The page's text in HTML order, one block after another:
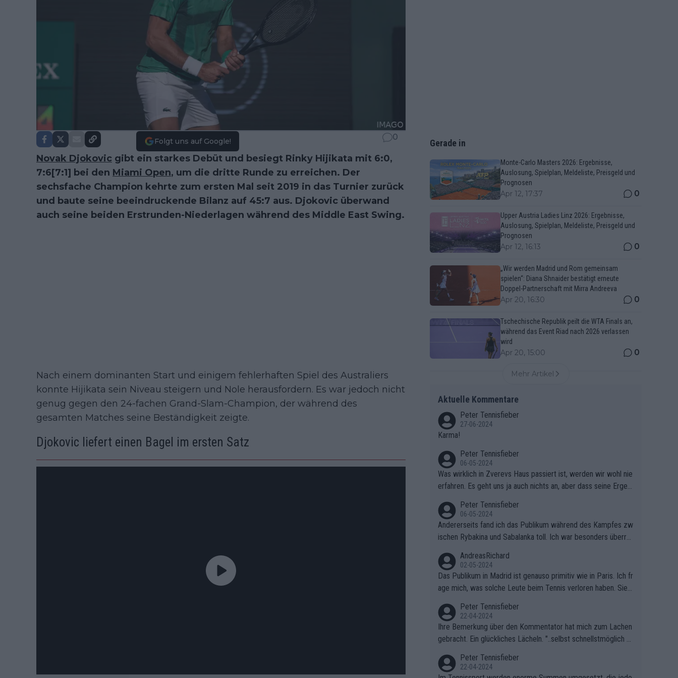
Folgt uns auf Google! 0
Novak Djokovic gibt ein starkes Debüt und besiegt Rinky Hijikata mit 6:0,
7:6[7:1] bei den Miami Open, um die dritte Runde zu erreichen. Der
sechsfache Champion kehrte zum ersten Mal seit 2019 in das Turnier zurück
und baute seine beeindruckende Bilanz auf 45:7 aus. Djokovic überwand
auch seine beiden Erstrunden-Niederlagen während des Middle East Swing.
Nach einem dominanten Start und einigem fehlerhaften Spiel des Australiers
konnte Hijikata sein Niveau steigern und Nole herausfordern. Es war jedoch nicht
genug gegen den 24-fachen Grand-Slam-Champion, der während des
gesamten Matches seine Beständigkeit zeigte.
Djokovic liefert einen Bagel im ersten Satz
Gerade in
Monte-Carlo Masters 2026: Ergebnisse,
Auslosung, Spielplan, Meldeliste, Preisgeld und
Prognosen
Apr 12, 17:37 0
Upper Austria Ladies Linz 2026: Ergebnisse,
Auslosung, Spielplan, Meldeliste, Preisgeld und
Prognosen
Apr 12, 16:13 0
„Wir werden Madrid und Rom gemeinsam
spielen“: Diana Shnaider bestätigt erneute
Doppel-Partnerschaft mit Mirra Andreeva
Apr 20, 16:30 0
Tschechische Republik peilt die WTA Finals an,
während das Event Riad nach 2026 verlassen
wird
Apr 20, 15:00 0
Mehr Artikel
Aktuelle Kommentare
Peter Tennisfieber
27-06-2024
Karma!
Peter Tennisfieber
06-05-2024
Was wirklich in Zverevs Haus passiert ist, werden wir wohl nie
erfahren. Es geht uns ja auch nichts an, aber dass seine Ergeb
Peter Tennisfieber
06-05-2024
Andererseits fand ich das Publikum während des Kampfes zw
ischen Rybakina und Sabalanka toll. Ich war besonders überras
AndreasRichard
02-05-2024
Das Publikum in Madrid ist genauso primitiv wie in Paris. Ich fr
age mich, was solche Leute beim Tennis verloren haben. Sie s
ben.
Peter Tennisfieber
22-04-2024
Ihre Bemerkung über den Kommentator hat mich zum Lachen
gebracht. Ein glückliches Lächeln. "..selbst schnellstmöglich na
Peter Tennisfieber
22-04-2024